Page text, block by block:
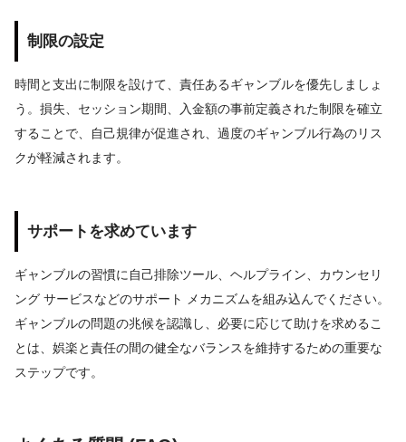
制限の設定
時間と支出に制限を設けて、責任あるギャンブルを優先しましょ
う。損失、セッション期間、入金額の事前定義された制限を確立
することで、自己規律が促進され、過度のギャンブル行為のリス
クが軽減されます。
サポートを求めています
ギャンブルの習慣に自己排除ツール、ヘルプライン、カウンセリ
ング サービスなどのサポート メカニズムを組み込んでください。
ギャンブルの問題の兆候を認識し、必要に応じて助けを求めるこ
とは、娯楽と責任の間の健全なバランスを維持するための重要な
ステップです。